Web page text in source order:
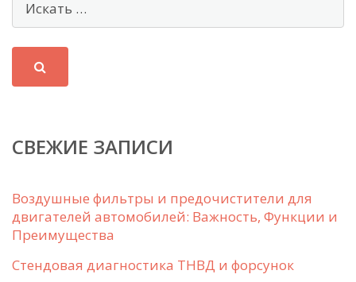
СВЕЖИЕ ЗАПИСИ
Воздушные фильтры и предочистители для
двигателей автомобилей: Важность, Функции и
Преимущества
Стендовая диагностика ТНВД и форсунок